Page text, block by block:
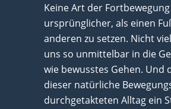
Keine Art der
ursprünglicher, als einen
anderen zu setzen. Nicht
uns so unmittelbar in die
wie bewusstes Gehen. Und
dieser natürliche
durchgetakteten Alltag ein